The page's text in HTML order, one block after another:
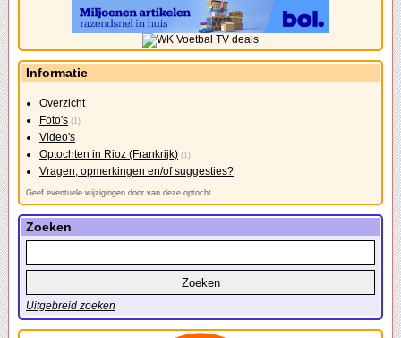
Informatie
Overzicht
Foto's (1)
Video's
Optochten in Rioz (Frankrijk) (1)
Vragen, opmerkingen en/of suggesties?
Geef eventuele wijzigingen door van deze optocht
Zoeken
Uitgebreid zoeken